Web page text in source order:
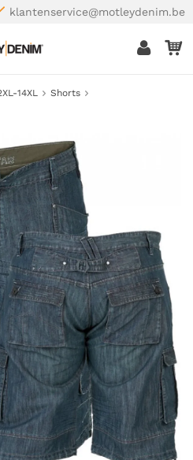
klantenservice@motleydenim.be
14XL
Shorts